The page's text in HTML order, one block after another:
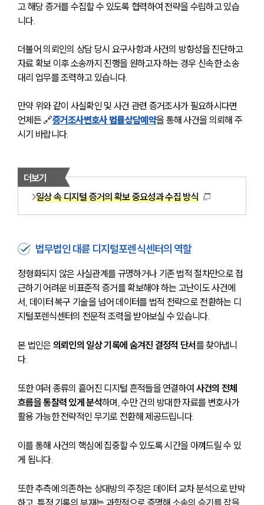
고 해당 증거를 수집할 수 있도록 협력하여 전략을 수립하고 있습
니다.
더불어 의뢰인의 상담 당시 요구사항과 사건의 방향성을 진단하고
자료 확보 이후 소송까지 진행을 원하고자 하는 경우 신속한 소송
대리 업무를 조력하고 있습니다.
만약 위와 같이 사실확인 및 사건 관련 증거조사가 필요하시다면
언제든 🔗증거조사변호사 법률상담예약을 통해 사건을 의뢰해 주
시기 바랍니다.
더보기
일상 속 디지털 증거의 확보 중요성과 수집 방식
법무법인 대륜 디지털포렌식센터의 역할
정형화되지 않은 사실관계를 규명하거나 기존 법적 절차만으로 접
근하기 어려운 비표준적 증거를 확보해야 하는 고난이도 사건에
서, 데이터 복구 기술을 넘어 데이터를 법적 전략으로 전환하는 디
지털포렌식센터의 전문적 조력을 받아보실 수 있습니다.
본 법인은 의뢰인의 일상 기록에 숨겨진 결정적 단서를 찾아냅니
다.
또한 여러 종류의 흩어진 디지털 흔적들을 연결하여 사건의 전체
흐름을 통찰력 있게 분석하며, 수만 건의 방대한 자료를 변호사가
활용 가능한 전략적인 무기로 전환해 제공드립니다.
이를 통해 사건의 핵심에 집중할 수 있도록 시간을 아껴드릴 수 있
게 됩니다.
또한 추측에 의존하는 상대방의 주장은 데이터 교차 분석으로 반박